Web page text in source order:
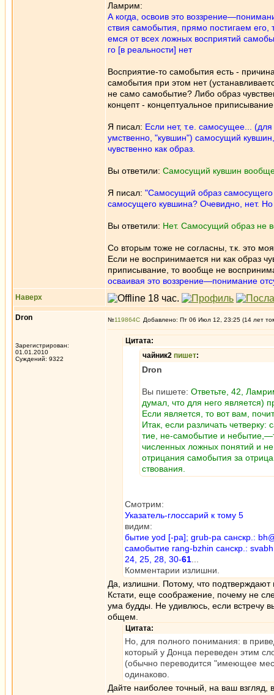
Ламрим:
А когда, освоив это
ствия самобытия, прямо постигаем его,
емся от всех ложных восприятий
го [в реальности] нет
Восприятие-то самобытия есть -
самобытия при этом нет
не само самобытие? Либо образ
концепт - концептуальное
Я писал: Если нет, т.е. самосущее...
умственно, "кувшин") самосущий
чувственно как образ.
Вы ответили: Самосущий кувшин вообще
Я писал: "Самосущий образ самосущего
самосущего кувшина? Очевидно, нет. Но
Вы ответили: Нет. Самосущий образ не
Со вторым тоже не согласны, т.к. это
Если не воспринимается ни как образ
приписывание, то вообще не
осваивая это воззрение—понимание
Наверх
Dron
Зарегистрирован:
01.01.2010
Суждений: 9322
№119864 Добавлено: Пт 06 Июл 12, 23:25 (14 лет
Цитата:
чайник2 пишет:
Dron
Вы пишете: Ответьте, 42,
думал, что для него является)
Если является, то вот вам,
Итак, если различать
тие, не-самобытие и
численных ложных понятий и
отрицания самобытия за
ствования.
Смотрим:
Указатель-глоссарий к тому 5
видим:
бытие yod [-pa]; grub-pa санскр.:
самобытие rang-bzhin санскр.:
24, 25, 28, 30-61
Комментарии излишни.
Да, излишни. Потому, что
Кстати, еще соображение, почему не
ума будды. Не удивлюсь, если встречу
общем.
Цитата:
Но, для полного понимания: в
который у Донца переведен этим
(обычно переводится "имеющее
одинаково.
Дайте наиболее точный, на ваш взгляд,